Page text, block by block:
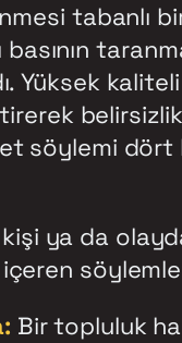
tabanlı
basının
Yüksek
söylemi dört
ya da
Bir topluluk